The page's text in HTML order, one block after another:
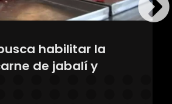
habilitar la
de jabalí y